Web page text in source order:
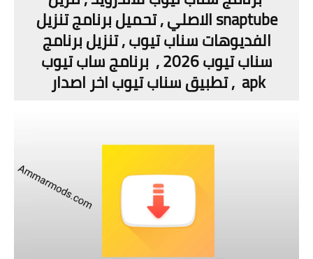
snaptube الاصلي , تحميل برنامج تنزيل
الفديوهات سناب تيوب , تنزيل برنامج
سناب تيوب 2026 , برنامج ساب تيوب
apk , تطبيق سناب تيوب اخر اصدار